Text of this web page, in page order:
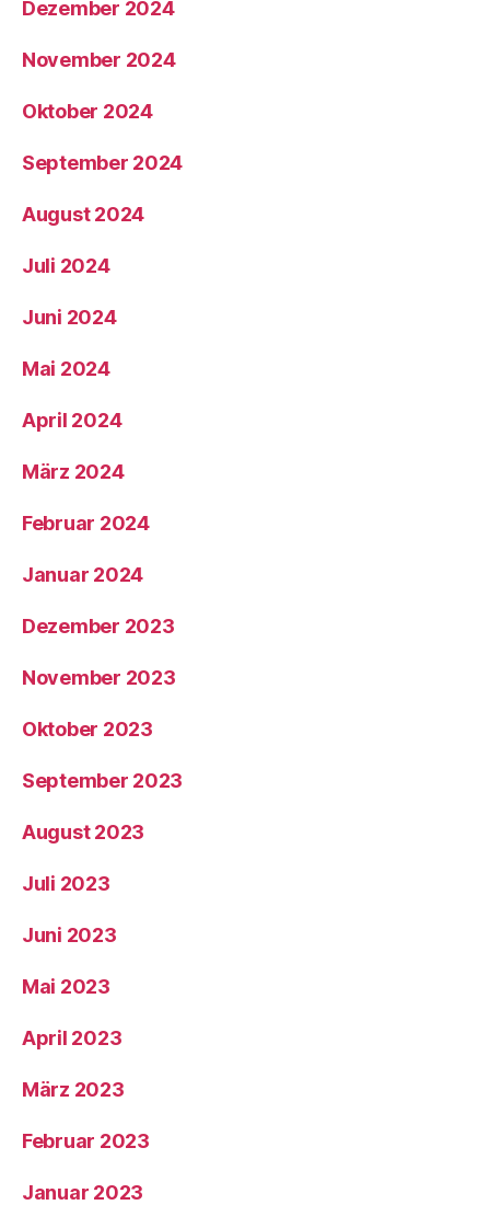
Dezember 2024
November 2024
Oktober 2024
September 2024
August 2024
Juli 2024
Juni 2024
Mai 2024
April 2024
März 2024
Februar 2024
Januar 2024
Dezember 2023
November 2023
Oktober 2023
September 2023
August 2023
Juli 2023
Juni 2023
Mai 2023
April 2023
März 2023
Februar 2023
Januar 2023